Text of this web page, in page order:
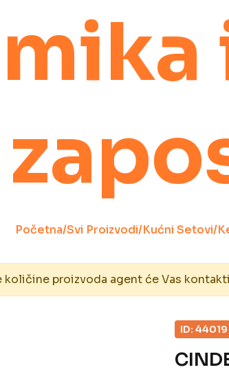
Početna/Svi Proizvodi/Kućni Setovi/
količine proizvoda agent će Vas
ID: 44019